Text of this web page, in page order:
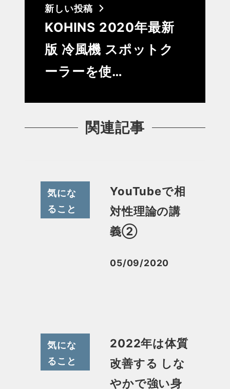
新しい投稿
KOHINS 2020年最新
版 冷風機 スポットク
ーラーを使…
関連記事
気にな
ること
YouTubeで相
対性理論の講
義②
投稿日
05/09/2020
気にな
ること
2022年は体質
改善する しな
やかで強い身